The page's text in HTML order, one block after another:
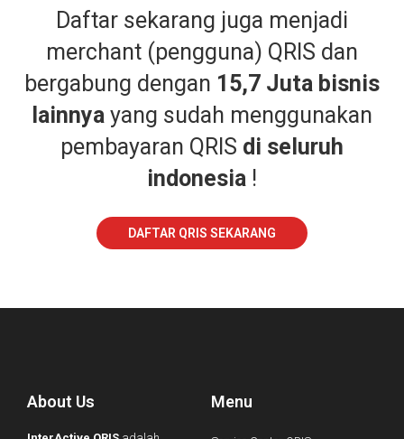
Daftar sekarang juga menjadi
merchant (pengguna) QRIS dan
bergabung dengan 15,7 Juta bisnis
lainnya yang sudah menggunakan
pembayaran QRIS di seluruh
indonesia !
DAFTAR QRIS SEKARANG
About Us Menu